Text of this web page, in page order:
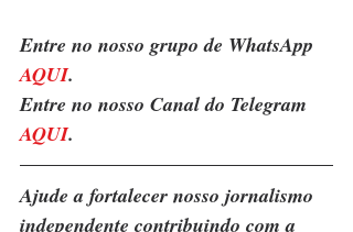
Entre no nosso grupo de WhatsApp
AQUI.
Entre no nosso Canal do Telegram
AQUI.
Ajude a fortalecer nosso jornalismo
independente contribuindo com a